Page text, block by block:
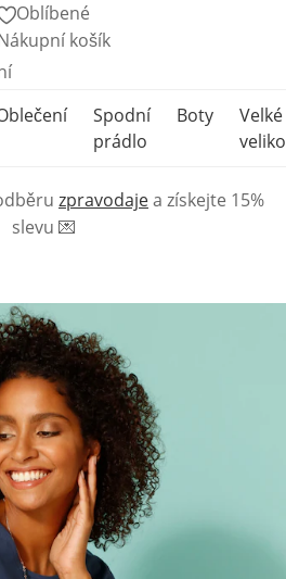
Oblíbené
košík
Spodní
prádlo
Boty
Velké
zpravodajea získejte 15%
slevu 💌